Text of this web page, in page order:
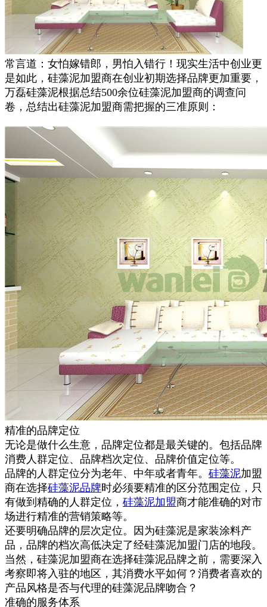
常言道：女怕嫁错郎，男怕入错行！现实生活中创业更
是如此，硅藻泥加盟商在创业初期选择品牌更加重要，
万磊硅藻泥根据总结500余位硅藻泥加盟商的调查问
卷，总结出硅藻泥加盟商需把握的三准原则：
精准的品牌定位
无论是做什么生意，品牌定位都是最关键的。包括品牌
消费人群定位、品牌档次定位、品牌价值定位等。
品牌的人群定位分为老年、中年或者青年。 硅藻泥加盟
商在选择硅藻泥品牌时必须要精准的区分范围定位，只
有做到精确的人群定位， 硅藻泥加盟商才能准确的对市
场进行精准的营销策略等。
还要明确品牌的层次定位。因为硅藻泥是家装涂料产
品，品牌的档次高低决定了经硅藻泥加盟门店的地段。
当然，硅藻泥加盟商在选择硅藻泥品牌之前，需要深入
考察即将入驻的地区，其消费水平如何？消费者喜欢的
产品风格是否与代理的硅藻泥品牌吻合？
准确的服务体系